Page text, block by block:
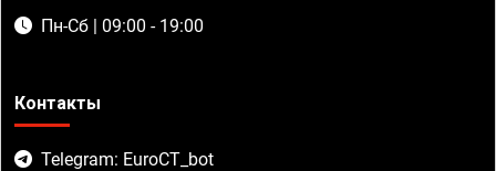
Пн-Сб | 09:00 - 19:00
Контакты
Telegram: EuroCT_bot